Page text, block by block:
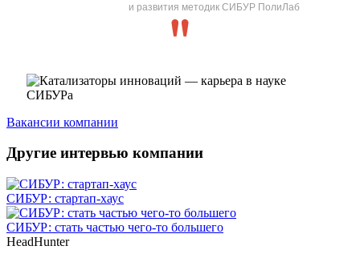
и развития методик СИБУР ПолиЛаб
Вакансии компании
Другие интервью компании
СИБУР: стартап-хаус
СИБУР: стать частью чего-то большего
HeadHunter